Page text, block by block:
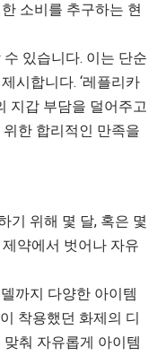
소비를 추구하는 현
있습니다. 이는 단순
시합니다. ‘레플리카
지갑 부담을 덜어주고
한 합리적인 만족을
기 위해 몇 달, 혹은 몇
약에서 벗어나 자유
까지 다양한 아이템
착용했던 화제의 디
춰 자유롭게 아이템